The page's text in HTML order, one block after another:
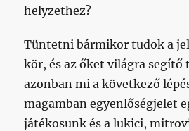
helyzethez?
Tüntetni bármikor tudok a
kör, és az őket világra segítő
azonban mi a következő
magamban egyenlőségjelet
játékosunk és a lukici,